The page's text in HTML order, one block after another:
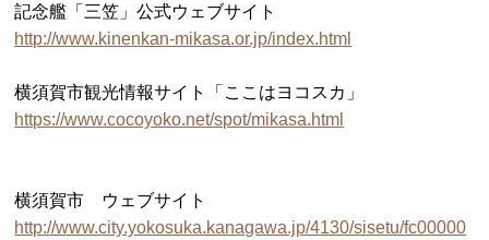
記念艦「三笠」公式ウェブサイト
http://www.kinenkan-mikasa.or.jp/index.html
横須賀市観光情報サイト「ここはヨコスカ」
https://www.cocoyoko.net/spot/mikasa.html
横須賀市 ウェブサイト
http://www.city.yokosuka.kanagawa.jp/4130/sisetu/fc00000